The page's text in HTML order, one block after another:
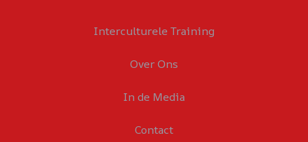
Interculturele Training
Over Ons
In de Media
Contact